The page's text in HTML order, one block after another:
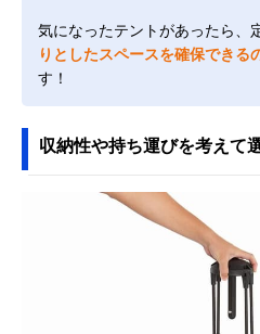
気になったテントがあったら、
りとしたスペースを確保できる
す！
収納性や持ち運びを考えて